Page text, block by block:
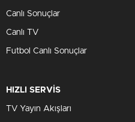
Canlı Sonuçlar
Canlı TV
Futbol Canlı Sonuçlar
HIZLI SERVİS
TV Yayın Akışları